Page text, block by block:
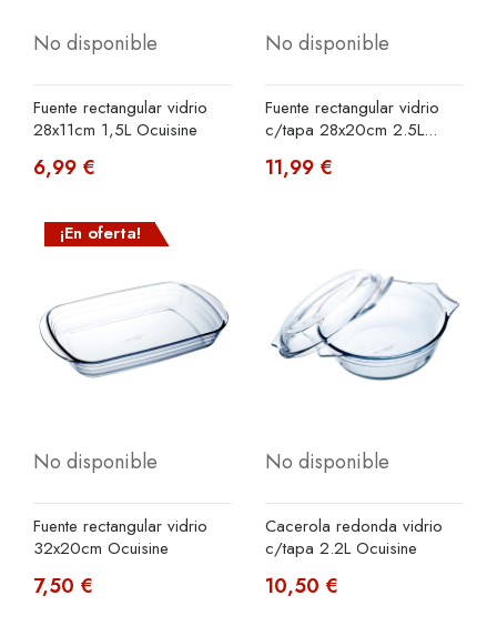
No disponible
Fuente rectangular vidrio
28x11cm 1,5L Ocuisine
6,99 €
No disponible
Fuente rectangular vidrio
c/tapa 28x20cm 2.5L...
11,99 €
¡En oferta!
No disponible
Fuente rectangular vidrio
32x20cm Ocuisine
7,50 €
No disponible
Cacerola redonda vidrio
c/tapa 2.2L Ocuisine
10,50 €